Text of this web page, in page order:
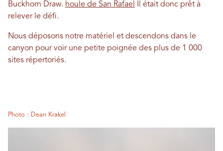
Buckhorn Draw. houle de San Rafael Il était donc prêt à
relever le défi.
Nous déposons notre matériel et descendons dans le
canyon pour voir une petite poignée des plus de 1 000
sites répertoriés.
Photo : Dean Krakel